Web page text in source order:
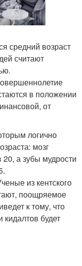
средний возраст
считают
в положении
от
логично
мозг
20, а зубы мудрости
из кентского
поощряемое
к тому, что
будет